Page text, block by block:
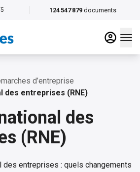
124 547 879 documents
d’entreprise
des entreprises (RNE)
des
(RNE)